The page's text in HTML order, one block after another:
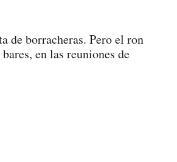
de borracheras. Pero el ron
en las reuniones de